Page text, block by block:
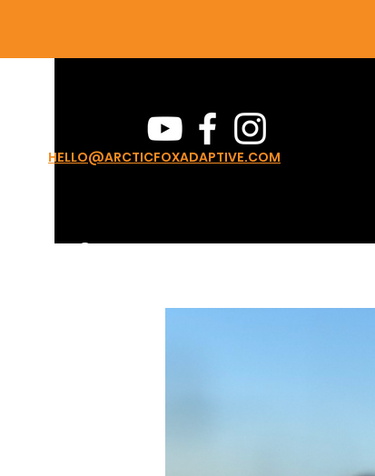
Casa
HELLO@ARCTICFOXADAPTIVE.COM